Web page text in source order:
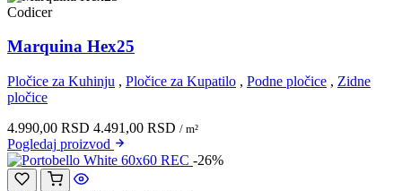
Codicer
Marquina Hex25
Pločice za Kuhinju , Pločice za Kupatilo , Podne pločice , Zidne
pločice
4.990,00 RSD 4.491,00 RSD / m²
Pogledaj proizvod
-26%